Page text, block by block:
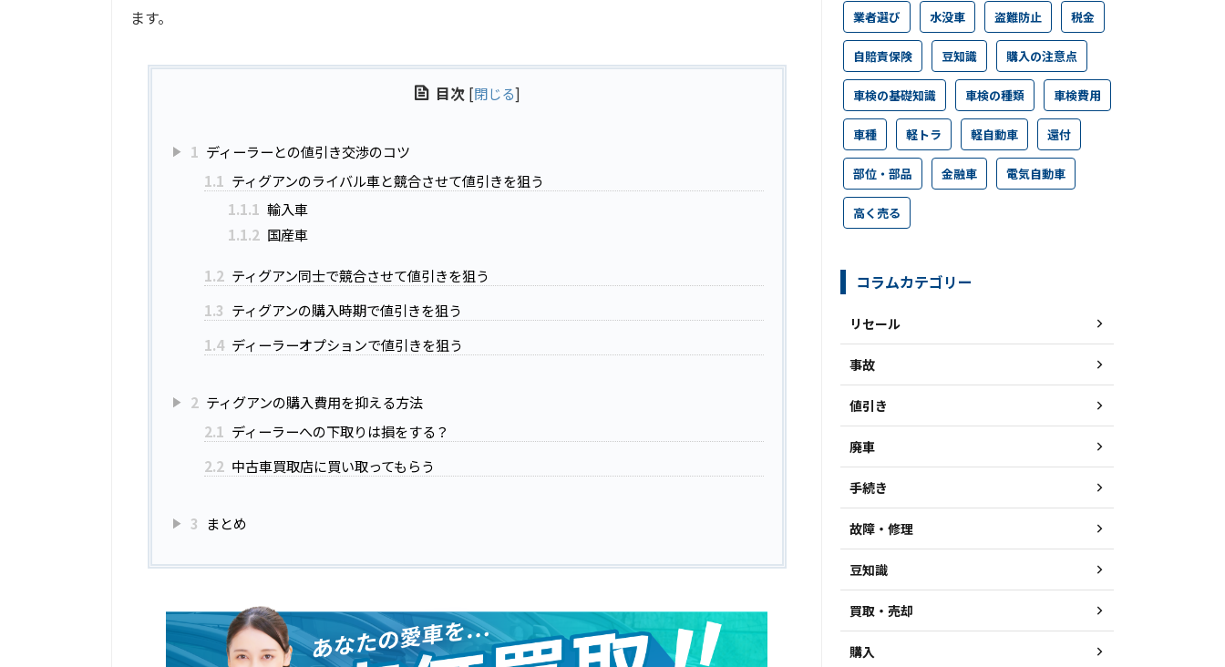
ます。
目次 [閉じる]
1 ディーラーとの値引き交渉のコツ
1.1 ティグアンのライバル車と競合させて値引きを狙う
1.1.1 輸入車
1.1.2 国産車
1.2 ティグアン同士で競合させて値引きを狙う
1.3 ティグアンの購入時期で値引きを狙う
1.4 ディーラーオプションで値引きを狙う
2 ティグアンの購入費用を抑える方法
2.1 ディーラーへの下取りは損をする？
2.2 中古車買取店に買い取ってもらう
3 まとめ
業者選び 水没車 盗難防止 税金
自賠責保険 豆知識 購入の注意点
車検の基礎知識 車検の種類 車検費用
車種 軽トラ 軽自動車 還付
部位・部品 金融車 電気自動車
高く売る
コラムカテゴリー
リセール
事故
値引き
廃車
手続き
故障・修理
豆知識
買取・売却
購入